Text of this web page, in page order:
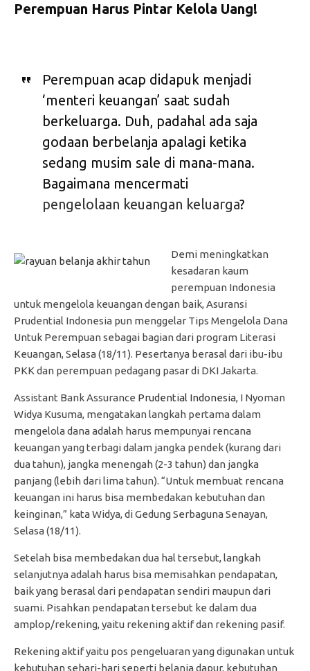
Perempuan Harus Pintar Kelola Uang!
Perempuan acap didapuk menjadi
‘menteri keuangan’ saat sudah
berkeluarga. Duh, padahal ada saja
godaan berbelanja apalagi ketika
sedang musim sale di mana-mana.
Bagaimana mencermati
pengelolaan keuangan keluarga?
Demi meningkatkan
kesadaran kaum
perempuan Indonesia
untuk mengelola keuangan dengan baik, Asuransi
Prudential Indonesia pun menggelar Tips Mengelola Dana
Untuk Perempuan sebagai bagian dari program Literasi
Keuangan, Selasa (18/11). Pesertanya berasal dari ibu-ibu
PKK dan perempuan pedagang pasar di DKI Jakarta.
Assistant Bank Assurance Prudential Indonesia, I Nyoman
Widya Kusuma, mengatakan langkah pertama dalam
mengelola dana adalah harus mempunyai rencana
keuangan yang terbagi dalam jangka pendek (kurang dari
dua tahun), jangka menengah (2-3 tahun) dan jangka
panjang (lebih dari lima tahun). “Untuk membuat rencana
keuangan ini harus bisa membedakan kebutuhan dan
keinginan,” kata Widya, di Gedung Serbaguna Senayan,
Selasa (18/11).
Setelah bisa membedakan dua hal tersebut, langkah
selanjutnya adalah harus bisa memisahkan pendapatan,
baik yang berasal dari pendapatan sendiri maupun dari
suami. Pisahkan pendapatan tersebut ke dalam dua
amplop/rekening, yaitu rekening aktif dan rekening pasif.
Rekening aktif yaitu pos pengeluaran yang digunakan untuk
kebutuhan sehari-hari seperti belanja dapur, kebutuhan